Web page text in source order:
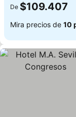
De $109.407
Mira precios de 10